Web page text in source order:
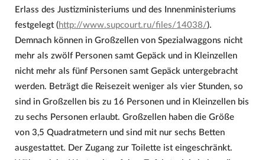
Erlass des Justizministeriums und des Innenministeriums
festgelegt ( http://www.supcourt.ru/files/14038/).
Demnach können in Großzellen von Spezialwaggons nicht
mehr als zwölf Personen samt Gepäck und in Kleinzellen
nicht mehr als fünf Personen samt Gepäck untergebracht
werden. Beträgt die Reisezeit weniger als vier Stunden, so
sind in Großzellen bis zu 16 Personen und in Kleinzellen bis
zu sechs Personen erlaubt. Großzellen haben die Größe
von 3,5 Quadratmetern und sind mit nur sechs Betten
ausgestattet. Der Zugang zur Toilette ist eingeschränkt.